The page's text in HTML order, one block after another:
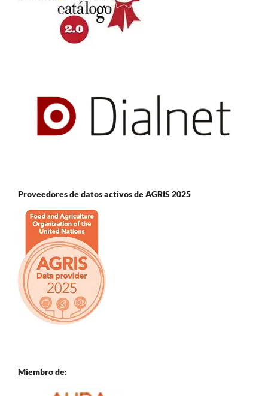
Proveedores de datos activos de AGRIS 2025
Miembro de: